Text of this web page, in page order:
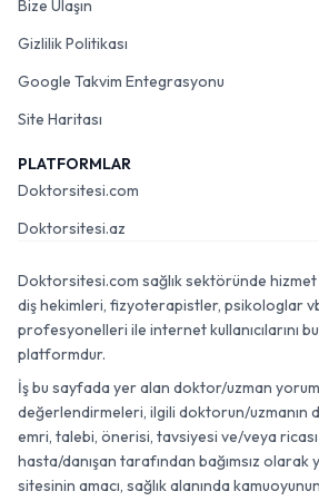
Bize Ulaşın
Gizlilik Politikası
Google Takvim Entegrasyonu
Site Haritası
PLATFORMLAR
Doktorsitesi.com
Doktorsitesi.az
Doktorsitesi.com sağlık sektöründe
diş hekimleri, fizyoterapistler, psikologlar
profesyonelleri ile internet kullanıcılarını
platformdur.
İş bu sayfada yer alan doktor/uzman
değerlendirmeleri, ilgili doktorun/uzmanın
emri, talebi, önerisi, tavsiyesi ve/veya ricası
hasta/danışan tarafından bağımsız olarak
sitesinin amacı, sağlık alanında